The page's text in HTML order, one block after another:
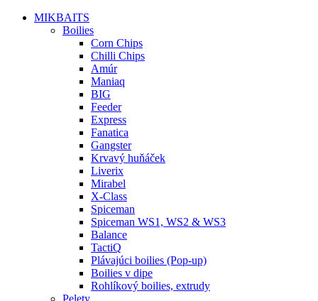
MIKBAITS
Boilies
Corn Chips
Chilli Chips
Amúr
Maniaq
BIG
Feeder
Express
Fanatica
Gangster
Krvavý huňáček
Liverix
Mirabel
X-Class
Spiceman
Spiceman WS1, WS2 & WS3
Balance
TactiQ
Plávajúci boilies (Pop-up)
Boilies v dipe
Rohlíkový boilies, extrudy
Pelety